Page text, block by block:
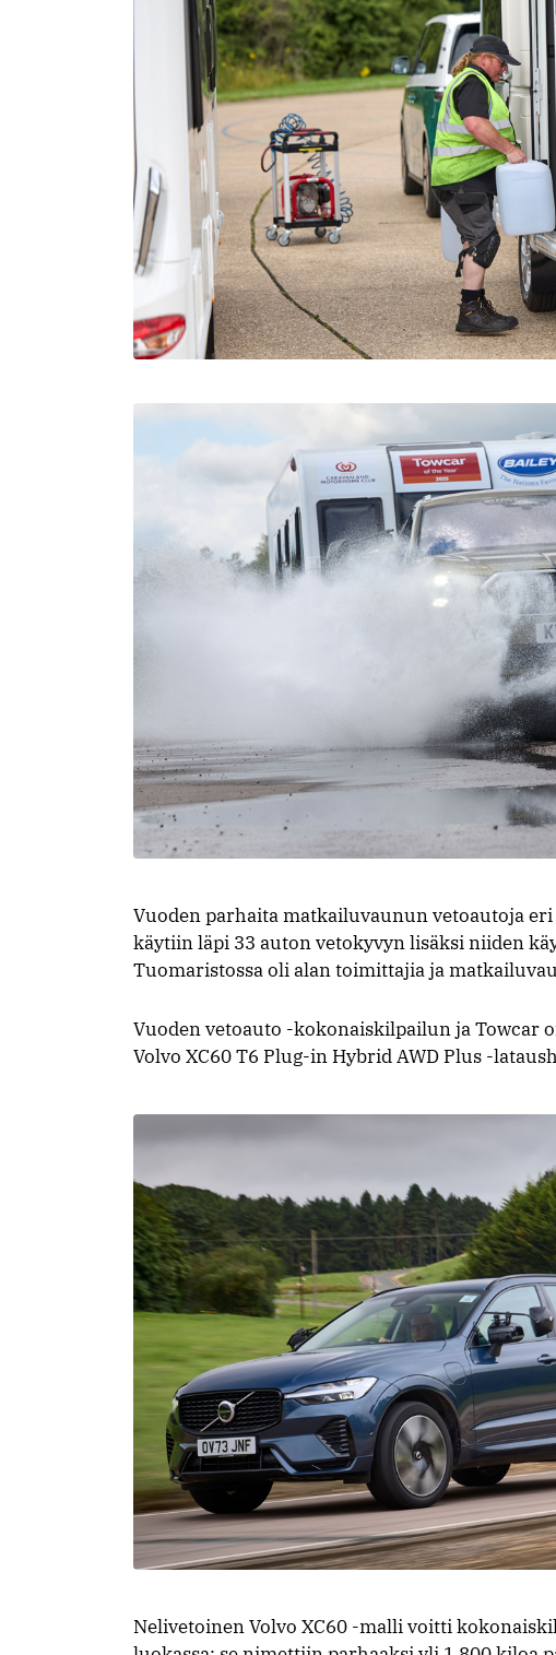
Vuoden parhaita matkailuvaunun vetoautoja
käytiin läpi 33 auton vetokyvyn lisäksi niiden
Tuomaristossa oli alan toimittajia ja
Vuoden vetoauto -kokonaiskilpailun ja Towcar
Volvo XC60 T6 Plug-in Hybrid AWD Plus -
Nelivetoinen Volvo XC60 -malli voitti